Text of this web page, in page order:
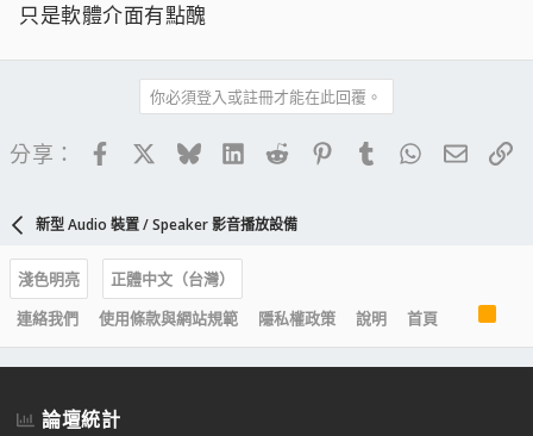
只是軟體介面有點醜
你必須登入或註冊才能在此回覆。
分享： FacebookBlueskyLinkedIn
Reddit PinterestTumblrWhatsApp
電子
新型 Audio 裝置 / Speaker 影音播放設備
淺色明亮
正體中文（台灣）
連絡我們
使用條款與網站規範 隱私權政策 說明 首頁
S
論壇統計